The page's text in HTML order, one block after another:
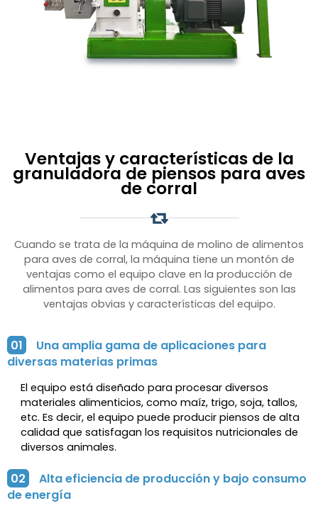
Ventajas y características de la
granuladora de piensos para aves
de corral
Cuando se trata de la máquina de molino de alimentos
para aves de corral, la máquina tiene un montón de
ventajas como el equipo clave en la producción de
alimentos para aves de corral. Las siguientes son las
ventajas obvias y características del equipo.
01
Una amplia gama de aplicaciones para
diversas materias primas
El equipo está diseñado para procesar diversos
materiales alimenticios, como maíz, trigo, soja, tallos,
etc. Es decir, el equipo puede producir piensos de alta
calidad que satisfagan los requisitos nutricionales de
diversos animales.
02
Alta eficiencia de producción y bajo consumo
de energía